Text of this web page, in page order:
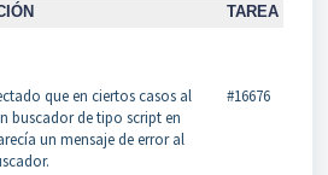
TAREA
que en ciertos casos al
buscador de tipo script en
un mensaje de error al
#16676